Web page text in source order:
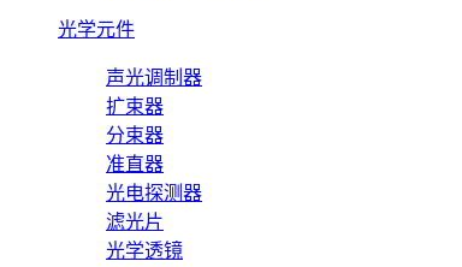
光学元件
声光调制器
扩束器
分束器
准直器
光电探测器
滤光片
光学透镜